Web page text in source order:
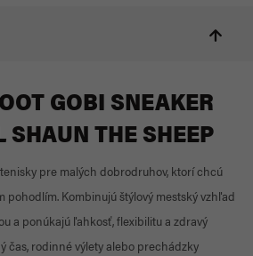
GOBI SNEAKER
SHAUN THE SHEEP
pre malých dobrodruhov, ktorí chcú
pohodlím. Kombinujú štýlový mestský vzhľad
a ponúkajú ľahkosť, flexibilitu a zdravý
čas, rodinné výlety alebo prechádzky